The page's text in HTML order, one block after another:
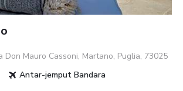
Don Mauro Cassoni, Martano, Puglia, 73025
Antar-jemput Bandara